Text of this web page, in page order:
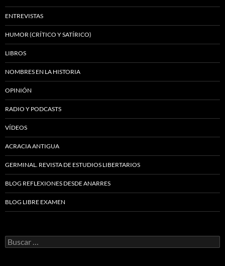
ENTREVISTAS
HUMOR (CRÍTICO Y SATÍRICO)
LIBROS
NOMBRES EN LA HISTORIA
OPINIÓN
RADIO Y PODCASTS
VÍDEOS
ACRACIA ANTIGUA
GERMINAL. REVISTA DE ESTUDIOS LIBERTARIOS
BLOG REFLEXIONES DESDE ANARRES
BLOG LIBRE EXAMEN
Buscar: